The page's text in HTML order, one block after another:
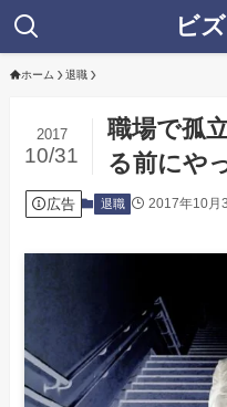
ビ
ホーム 退職
職場で孤
る前にや
2017
10/31
広告 退職 2017年10月